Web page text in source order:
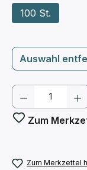
100 St.
Auswahl
Produkt
Zum
Zum Merkzettel